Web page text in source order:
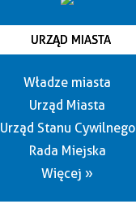
URZĄD MIASTA
Władze miasta
Urząd Miasta
Urząd Stanu Cywilnego
Rada Miejska
Więcej »